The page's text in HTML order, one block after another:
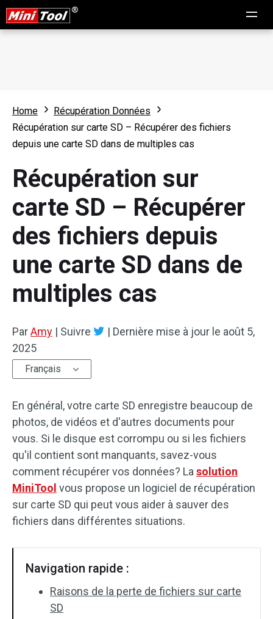
Home
Récupération Données
Récupération sur carte SD – Récupérer des fichiers
depuis une carte SD dans de multiples cas
Récupération sur
carte SD – Récupérer
des fichiers depuis
une carte SD dans de
multiples cas
ParAmy | Suivre | Dernière mise à jour le août 5,
2025
Français
En général, votre carte SD enregistre beaucoup de
photos, de vidéos et d'autres documents pour
vous. Si le disque est corrompu ou si les fichiers
qu'il contient sont manquants, savez-vous
comment récupérer vos données? La solution
MiniTool vous propose un logiciel de récupération
sur carte SD qui peut vous aider à sauver des
fichiers dans différentes situations.
Navigation rapide :
Raisons de la perte de fichiers sur carte
SD